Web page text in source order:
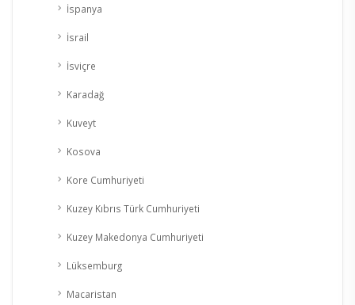
İspanya
İsrail
İsviçre
Karadağ
Kuveyt
Kosova
Kore Cumhuriyeti
Kuzey Kıbrıs Türk Cumhuriyeti
Kuzey Makedonya Cumhuriyeti
Lüksemburg
Macaristan